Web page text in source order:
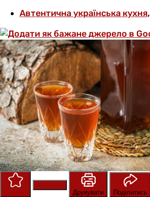
Автентична українська кухня,
Друкувати
Поділитись